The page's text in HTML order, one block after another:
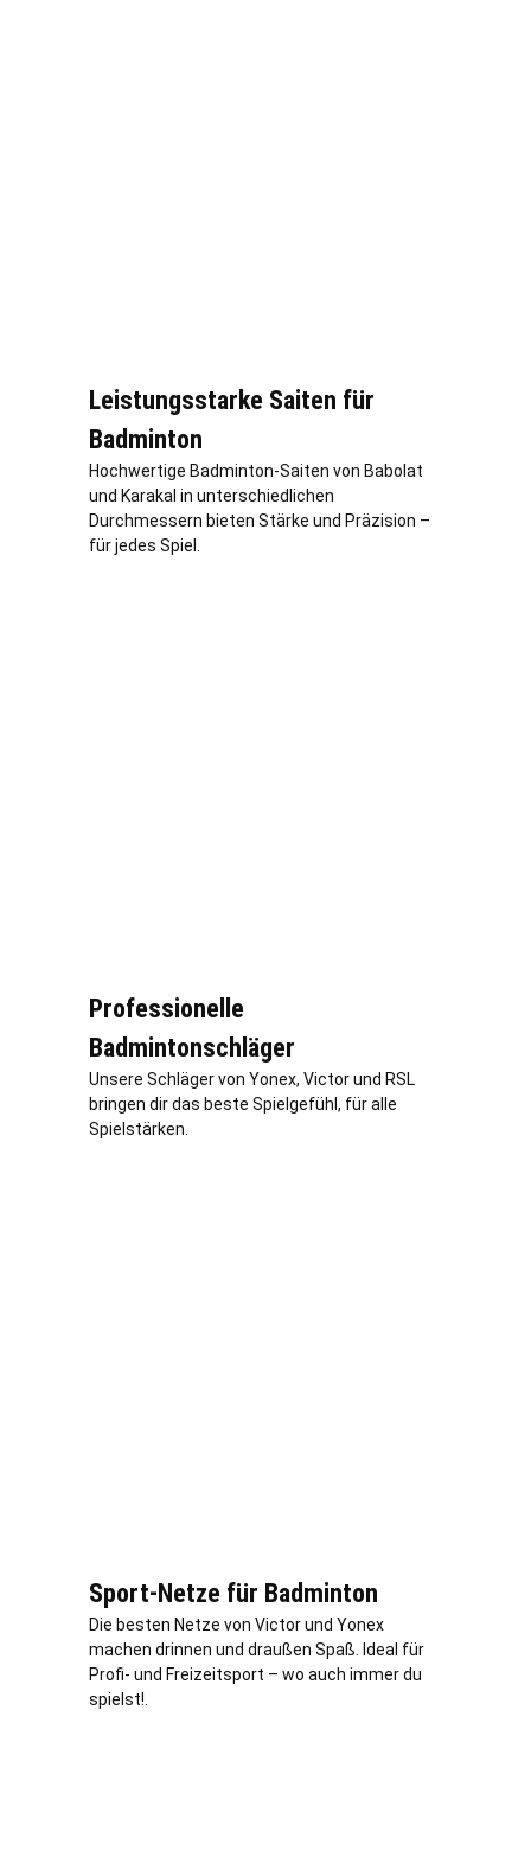
Leistungsstarke Saiten für
Badminton
Hochwertige Badminton-Saiten von Babolat
und Karakal in unterschiedlichen
Durchmessern bieten Stärke und Präzision –
für jedes Spiel.
Professionelle
Badmintonschläger
Unsere Schläger von Yonex, Victor und RSL
bringen dir das beste Spielgefühl, für alle
Spielstärken.
Sport-Netze für Badminton
Die besten Netze von Victor und Yonex
machen drinnen und draußen Spaß. Ideal für
Profi- und Freizeitsport – wo auch immer du
spielst!.